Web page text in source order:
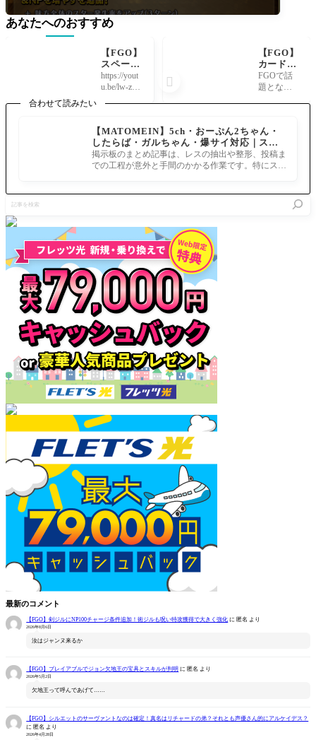
合わせて読みたい
【MATOMEIN】5ch・おーぷん2ちゃん・
したらば・ガルちゃん・爆サイ対応｜スマ
ホでまとめ記事を作れるアプリ FGOのまと
め記事ができるまで
掲示板のまとめ記事は、レスの抽出や整形、投稿ま
での工程が意外と手間のかかる作業です。特にスマ
を
検
最新のコメント
【FGO】剣ジルにNP100チャージ条件追加！術ジルも呪い特攻獲得で大きく強化 に 匿名 より
2026年8月6日
汝はジャンヌ来るか
【FGO】プレイアブルでジョン欠地王の宝具とスキルが判明 に 匿名 より
2026年5月2日
欠地王って呼んであげて……
【FGO】シルエットのサーヴァントなのは確定！真名はリチャードの弟？それとも声優さん的にアルケイデス？
に 匿名 より
2026年4月28日
あなたへのおすすめ
【FGO】
スペー
ス・エレ
シュキガ
い！ テ
スカトリ
ポカから
パンフレ
の？」他
紅閻魔
イシュタ
ル宛など
and Ord
er]
https://yout
u.be/lw-zRa
【FGO】
カード固
定スキル
の需要が
着BBの
唯一性
戴冠戦E
xtraPU
FGOで話
題となっ
キルを持
つサーヴ
ァント・
水着BBの
